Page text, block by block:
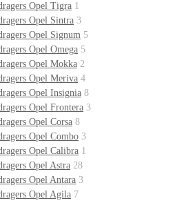
Opel Tigra 1
Opel Sintra 3
Opel Signum 5
Opel Omega 5
Opel Mokka 2
Opel Meriva 4
Opel Insignia 8
Opel Frontera 3
Opel Corsa 8
Opel Combo 3
Opel Calibra 1
Opel Astra 28
Opel Antara 3
Opel Agila 7